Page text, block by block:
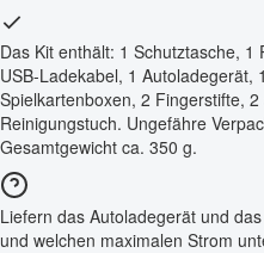
Das Kit enthält: 1 Schutztasche, 1
USB-Ladekabel, 1 Autoladegerät,
Spielkartenboxen, 2 Fingerstifte,
Reinigungstuch. Ungefähre
Gesamtgewicht ca. 350 g.
Liefern das Autoladegerät und
und welchen maximalen Strom